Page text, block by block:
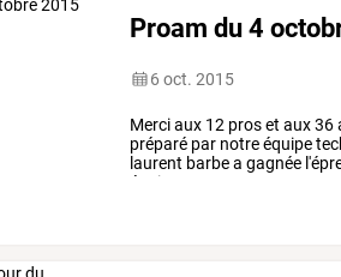
Proam du 4
6 oct. 2015
Merciaux 12 proset aux36
préparé par notreéquipe
laurent barbea gagnée
équipe